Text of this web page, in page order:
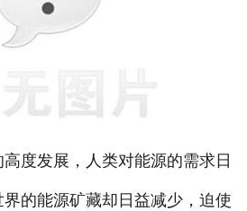
资质荣誉
联系我们
发展，人类对能源的需求日
的能源矿藏却日益减少，迫使